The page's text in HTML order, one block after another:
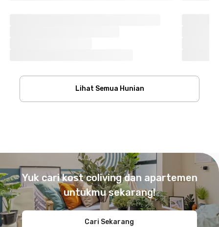
Lihat Semua Hunian
Yuk cari kost coliving dan apartemen
untukmu sekarang!
Cari Sekarang